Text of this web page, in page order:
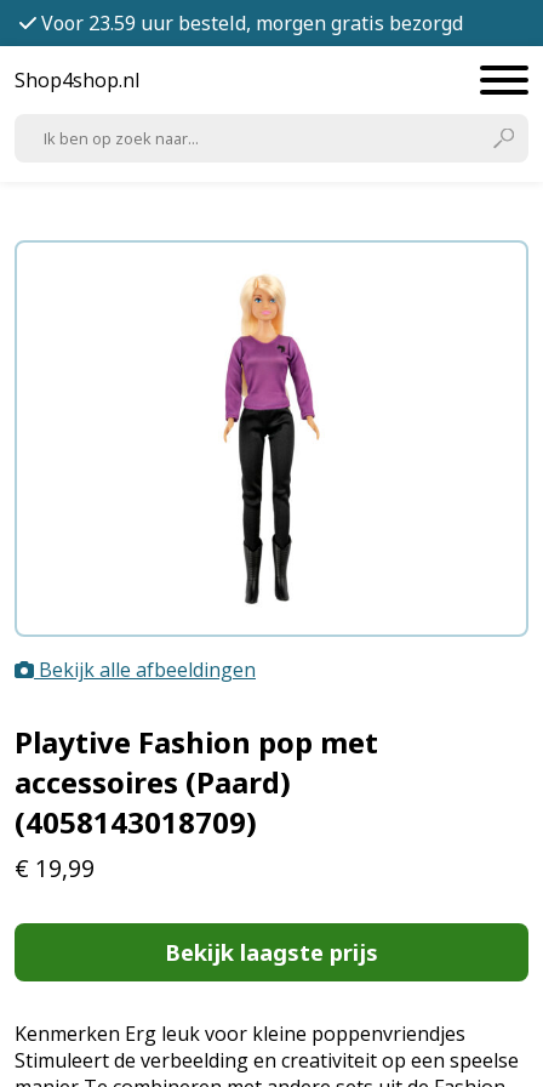
Voor 23.59 uur besteld, morgen gratis bezorgd
Shop4shop.nl
Bekijk alle afbeeldingen
Playtive Fashion pop met
accessoires (Paard)
(4058143018709)
€ 19,99
Bekijk laagste prijs
Kenmerken Erg leuk voor kleine poppenvriendjes
Stimuleert de verbeelding en creativiteit op een speelse